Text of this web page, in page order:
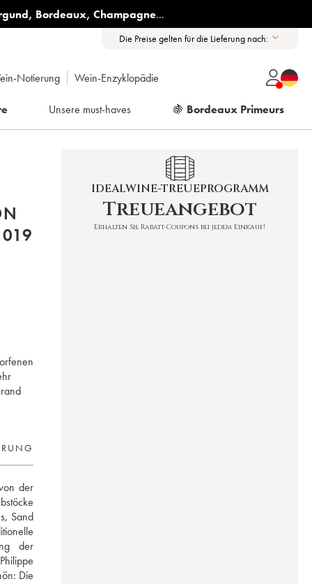
, Bordeaux, Champagne...
Die Preise gelten für die Lieferung nach:
Notierung Wein-Enzyklopädie
Unsere must-haves 🍇 Bordeaux Primeurs
der
Sand
der
Die
IDEALWINE-TREUEPROGRAMM
Treueangebot
Erhalten Sie Rabatt-Coupons bei jedem Einkauf!